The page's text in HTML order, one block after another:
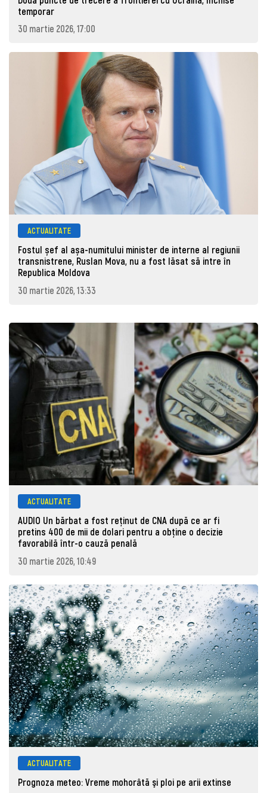
temporar
30 martie 2026, 17:00
ACTUALITATE
Fostul șef al așa-numitului minister de interne al regiunii
transnistrene, Ruslan Mova, nu a fost lăsat să intre în
Republica Moldova
30 martie 2026, 13:33
ACTUALITATE
AUDIO Un bărbat a fost reținut de CNA după ce ar fi
pretins 400 de mii de dolari pentru a obține o decizie
favorabilă într-o cauză penală
30 martie 2026, 10:49
ACTUALITATE
Prognoza meteo: Vreme mohorâtă şi ploi pe arii extinse